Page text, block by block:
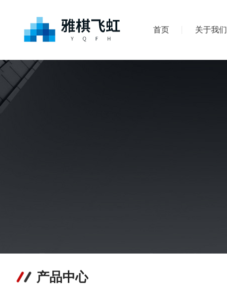
首页 关于我们
产品中心